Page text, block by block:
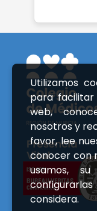
Utilizamos
para facilitar
web,
nosotros y
favor, lee
conocer con
usamos,
considera.